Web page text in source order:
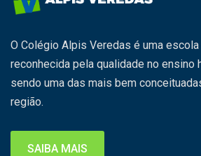
O Colégio Alpis Veredas é uma
reconhecida pela qualidade no ensino
sendo uma das mais bem
região.
SAIBA MAIS